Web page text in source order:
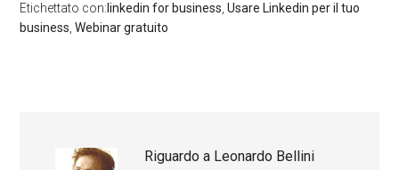
Etichettato con: linkedin for business,Usare Linkedin per il tuo
business,Webinar gratuito
Riguardo a Leonardo Bellini